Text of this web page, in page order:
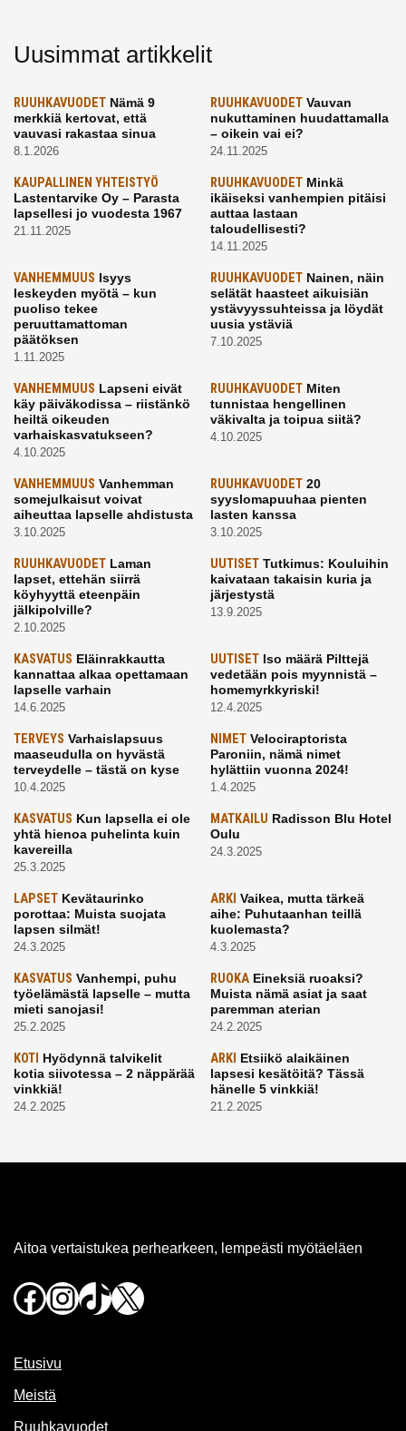
Uusimmat artikkelit
RUUHKAVUODET Nämä 9
merkkiä kertovat, että
vauvasi rakastaa sinua
8.1.2026
RUUHKAVUODETVauvan
nukuttaminen huudattamalla
– oikein vai ei?
24.11.2025
KAUPALLINEN YHTEISTYÖ
Lastentarvike Oy – Parasta
lapsellesi jo vuodesta 1967
21.11.2025
RUUHKAVUODETMinkä
ikäiseksi vanhempien pitäisi
auttaa lastaan
taloudellisesti?
14.11.2025
VANHEMMUUS Isyys
leskeyden myötä – kun
puoliso tekee
peruuttamattoman
päätöksen
1.11.2025
RUUHKAVUODETNainen, näin
selätät haasteet aikuisiän
ystävyyssuhteissa ja löydät
uusia ystäviä
7.10.2025
VANHEMMUUS Lapseni eivät
käy päiväkodissa – riistänkö
heiltä oikeuden
varhaiskasvatukseen?
4.10.2025
RUUHKAVUODETMiten
tunnistaa hengellinen
väkivalta ja toipua siitä?
4.10.2025
VANHEMMUUS Vanhemman
somejulkaisut voivat
aiheuttaa lapselle ahdistusta
3.10.2025
RUUHKAVUODET20
syyslomapuuhaa pienten
lasten kanssa
3.10.2025
RUUHKAVUODET Laman
lapset, ettehän siirrä
köyhyyttä eteenpäin
jälkipolville?
2.10.2025
UUTISETTutkimus: Kouluihin
kaivataan takaisin kuria ja
järjestystä
13.9.2025
KASVATUS Eläinrakkautta
kannattaa alkaa opettamaan
lapselle varhain
14.6.2025
UUTISETIso määrä Pilttejä
vedetään pois myynnistä –
homemyrkkyriski!
12.4.2025
TERVEYS Varhaislapsuus
maaseudulla on hyvästä
terveydelle – tästä on kyse
10.4.2025
NIMETVelociraptorista
Paroniin, nämä nimet
hylättiin vuonna 2024!
1.4.2025
KASVATUS Kun lapsella ei ole
yhtä hienoa puhelinta kuin
kavereilla
25.3.2025
MATKAILU Radisson Blu Hotel
Oulu
24.3.2025
LAPSET Kevätaurinko
porottaa: Muista suojata
lapsen silmät!
24.3.2025
ARKI Vaikea, mutta tärkeä
aihe: Puhutaanhan teillä
kuolemasta?
4.3.2025
KASVATUS Vanhempi, puhu
työelämästä lapselle – mutta
mieti sanojasi!
25.2.2025
RUOKAEineksiä ruoaksi?
Muista nämä asiat ja saat
paremman aterian
24.2.2025
KOTI Hyödynnä talvikelit
kotia siivotessa – 2 näppärää
vinkkiä!
24.2.2025
ARKI Etsiikö alaikäinen
lapsesi kesätöitä? Tässä
hänelle 5 vinkkiä!
21.2.2025
Aitoa vertaistukea perhearkeen, lempeästi myötäeläen
Facebook
Instagram
TikTok
X
Etusivu
Meistä
Ruuhkavuodet